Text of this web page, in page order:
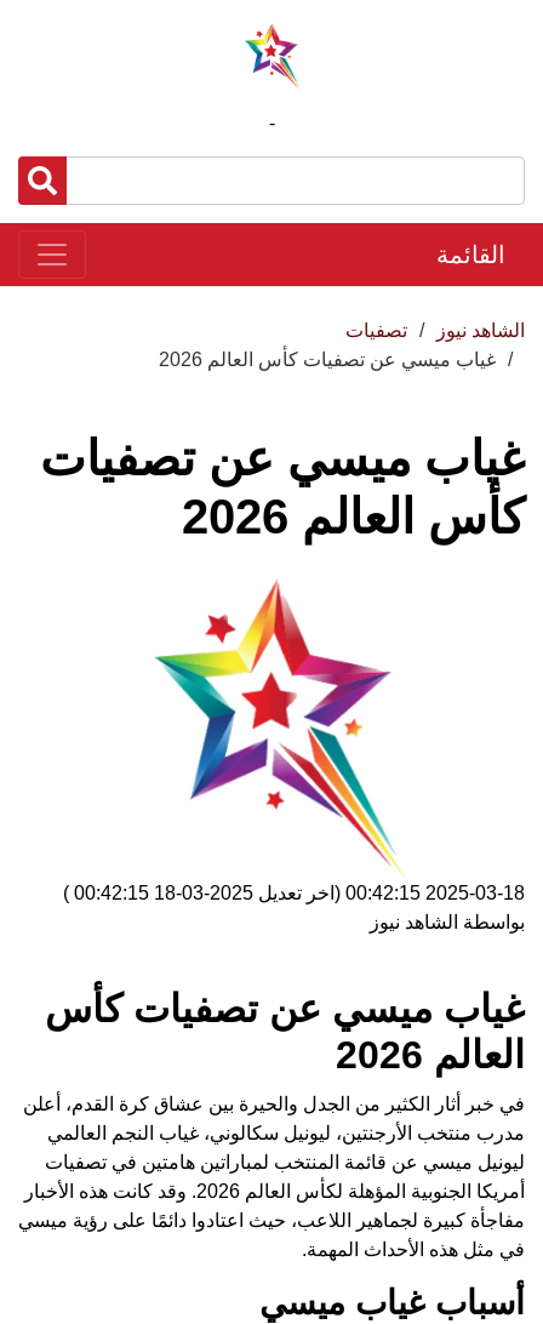
-
القائمة
الشاهد نيوز
تصفيات
غياب ميسي عن تصفيات كأس العالم 2026
غياب ميسي عن تصفيات
كأس العالم 2026
2025-03-18 00:42:15 (اخر تعديل 2025-03-18 00:42:15
)
بواسطة الشاهد نيوز
غياب ميسي عن تصفيات كأس
العالم 2026
في خبر أثار الكثير من الجدل والحيرة بين عشاق كرة القدم، أعلن
مدرب منتخب الأرجنتين، ليونيل سكالوني، غياب النجم العالمي
ليونيل ميسي عن قائمة المنتخب لمباراتين هامتين في تصفيات
أمريكا الجنوبية المؤهلة لكأس العالم 2026. وقد كانت هذه الأخبار
مفاجأة كبيرة لجماهير اللاعب، حيث اعتادوا دائمًا على رؤية ميسي
في مثل هذه الأحداث المهمة.
أسباب غياب ميسي